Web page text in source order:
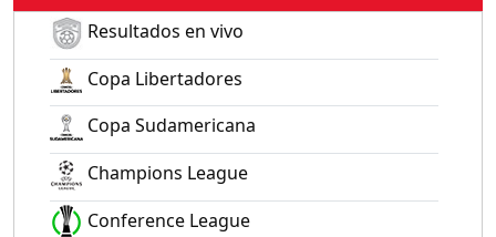
Resultados en vivo
Copa Libertadores
Copa Sudamericana
Champions League
Conference League